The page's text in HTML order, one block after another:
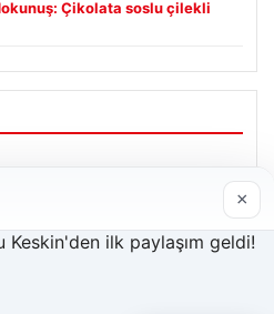
Çikolata soslu çilekli
×